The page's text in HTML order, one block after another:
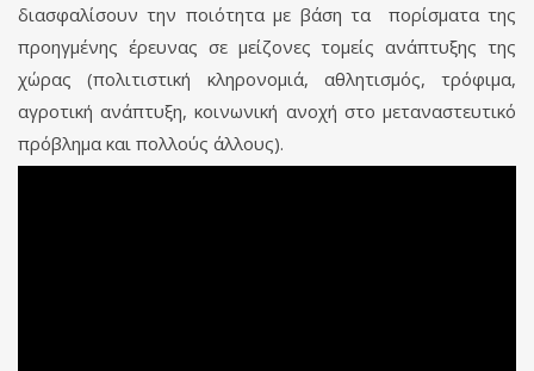
διασφαλίσουν την ποιότητα με βάση τα πορίσματα της
προηγμένης έρευνας σε μείζονες τομείς ανάπτυξης της
χώρας (πολιτιστική κληρονομιά, αθλητισμός, τρόφιμα,
αγροτική ανάπτυξη, κοινωνική ανοχή στο μεταναστευτικό
πρόβλημα και πολλούς άλλους).